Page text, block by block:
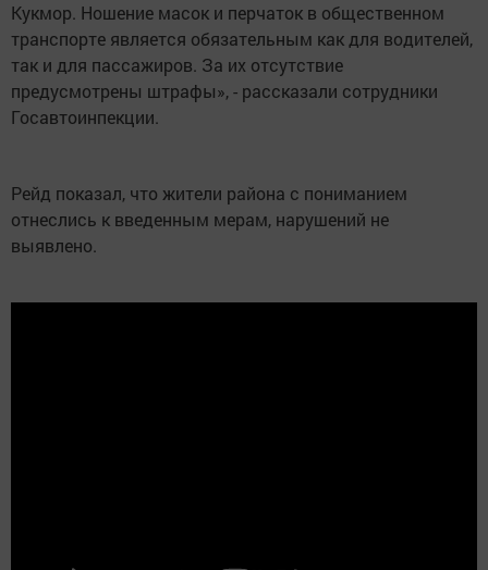
Кукмор. Ношение масок и перчаток в общественном
транспорте является обязательным как для водителей,
так и для пассажиров. За их отсутствие
предусмотрены штрафы», - рассказали сотрудники
Госавтоинпекции.
Рейд показал, что жители района с пониманием
отнеслись к введенным мерам, нарушений не
выявлено.